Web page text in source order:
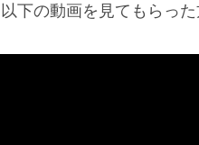
下の動画を見てもらった